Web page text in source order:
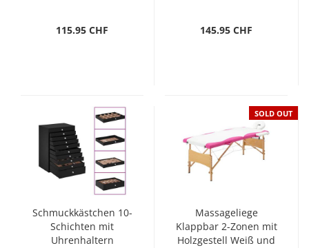
115.95 CHF
145.95 CHF
Schmuckkästchen 10-
Schichten mit
Uhrenhaltern
SOLD OUT
Massageliege
Klappbar 2-Zonen mit
Holzgestell Weiß und